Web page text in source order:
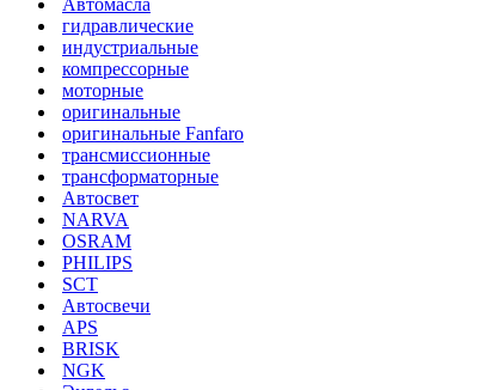
гидравлические
индустриальные
компрессорные
моторные
оригинальные
оригинальные Fanfaro
трансмиссионные
трансформаторные
Автосвет
NARVA
OSRAM
PHILIPS
SCT
Автосвечи
APS
BRISK
NGK